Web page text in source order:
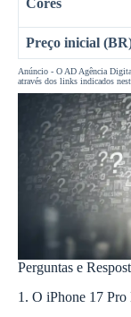
Cores
Preço inicial
Anúncio - O AD Agência
através dos links indicados
Perguntas e
1. O iPhone 17